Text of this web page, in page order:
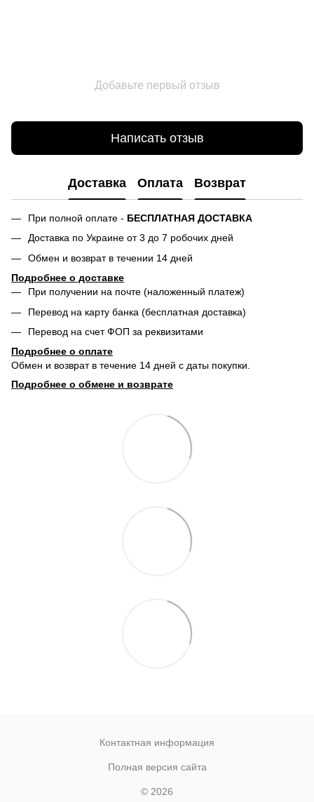
Добавьте первый отзыв
Написать отзыв
Доставка Оплата Возврат
При полной оплате - БЕСПЛАТНАЯ ДОСТАВКА
Доставка по Украине от 3 до 7 робочих дней
Обмен и возврат в течении 14 дней
Подробнее о доставке
При получении на почте (наложенный платеж)
Перевод на карту банка (бесплатная доставка)
Перевод на счет ФОП за реквизитами
Подробнее о оплате
Обмен и возврат в течение 14 дней с даты покупки.
Подробнее о обмене и возврате
Контактная информация
Полная версия сайта
© 2026